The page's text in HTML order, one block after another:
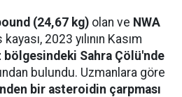
(24,67 kg) olan ve NWA
2023 yılının Kasım
bölgesindeki Sahra Çölü'nde
bulundu. Uzmanlara göre
bir asteroidin çarpması